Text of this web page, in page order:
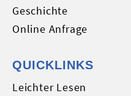
Geschichte
Online Anfrage
QUICKLINKS
Leichter Lesen